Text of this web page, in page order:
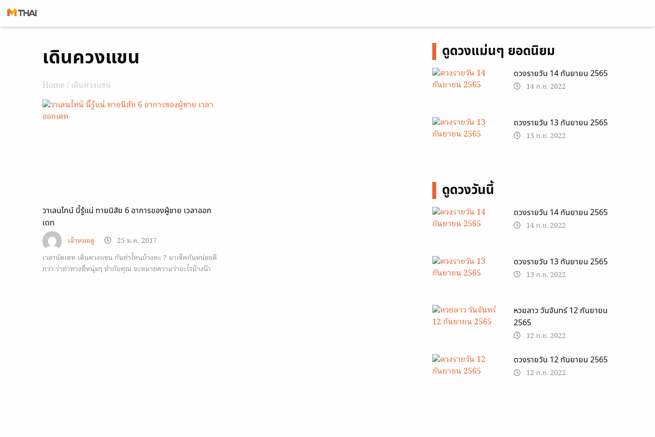
เดินควงแขน
Home/ เดินควงแขน
วาเลนไทน์ นี้รู้แน่ ทายนิสัย 6 อาการของผู้ชาย เวลาออก
เดท
เจ้าหมอดู
25 ม.ค. 2017
เวลานัดเดท เดินควงแขน กันท่าไหนบ้างคะ ? มาเช็คกันหน่อยดี
กว่า ว่าท่าทางที่หนุ่มๆ ทำกับคุณ จะหมายความว่าอะไรบ้างน๊า
ดูดวงแม่นๆ ยอดนิยม
ดวงรายวัน 14 กันยายน 2565
14 ก.ย. 2022
ดวงรายวัน 13 กันยายน 2565
13 ก.ย. 2022
ดูดวงวันนี้
ดวงรายวัน 14 กันยายน 2565
14 ก.ย. 2022
ดวงรายวัน 13 กันยายน 2565
13 ก.ย. 2022
หวยลาว วันจันทร์ 12 กันยายน
2565
12 ก.ย. 2022
ดวงรายวัน 12 กันยายน 2565
12 ก.ย. 2022